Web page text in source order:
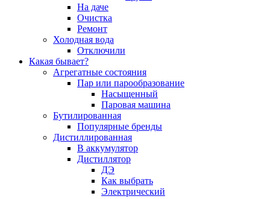
На даче
Очистка
Ремонт
Холодная вода
Отключили
Какая бывает?
Агрегатные состояния
Пар или парообразование
Насыщенный
Паровая машина
Бутилированная
Популярные бренды
Дистиллированная
В аккумулятор
Дистиллятор
ДЭ
Как выбрать
Электрический